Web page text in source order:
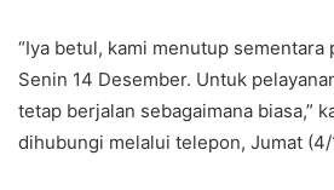
“Iya betul, kami menutup sementara
Senin 14 Desember. Untuk
tetap berjalan sebagaimana biasa,”
dihubungi melalui telepon, Jumat